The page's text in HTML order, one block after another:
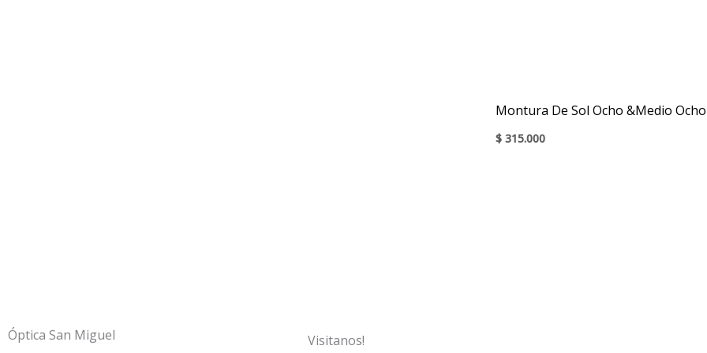
Montura De Sol Ocho &Medio
$ 315.000
Óptica San Miguel Visitanos!